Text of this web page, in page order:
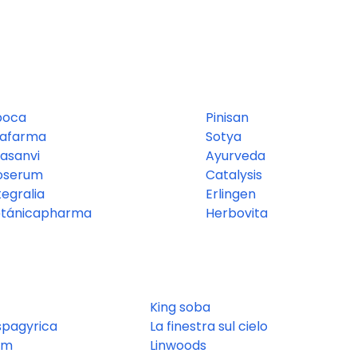
Pinisan
Sotya
Ayurveda
Catalysis
Erlingen
Herbovita
King soba
La finestra sul cielo
Linwoods